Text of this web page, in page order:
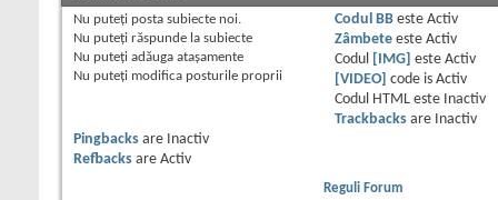
Nu puteţi posta subiecte noi.
Nu puteţi răspunde la subiecte
Nu puteţi adăuga ataşamente
Nu puteţi modifica posturile proprii
Codul BBeste Activ
Zâmbeteeste Activ
Codul
[IMG] este Activ
[VIDEO] code is Activ
Codul HTML este
Inactiv
Trackbacksare
Inactiv
Pingbacks are
Inactiv
Refbacks are Activ
Reguli Forum